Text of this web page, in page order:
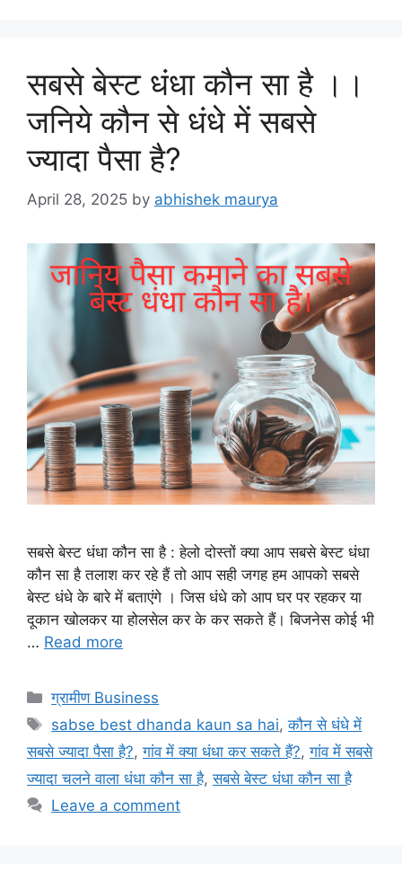
सबसे बेस्ट धंधा कौन सा है ।।
जनिये कौन से धंधे में सबसे
ज्यादा पैसा है?
April 28, 2025 by abhishek maurya
सबसे बेस्ट धंधा कौन सा है : हेलो दोस्तों क्या आप सबसे बेस्ट धंधा
कौन सा है तलाश कर रहे हैं तो आप सही जगह हम आपको सबसे
बेस्ट धंधे के बारे में बताएंगे । जिस धंधे को आप घर पर रहकर या
दूकान खोलकर या होलसेल कर के कर सकते हैं। बिजनेस कोई भी
… Read more
Categories
ग्रामीण Business
Tags
sabse best dhanda kaun sa hai,कौन से धंधे में
सबसे ज्यादा पैसा है?,गांव में क्या धंधा कर सकते हैं?,गांव में सबसे
ज्यादा चलने वाला धंधा कौन सा है,सबसे बेस्ट धंधा कौन सा है
Leave a comment